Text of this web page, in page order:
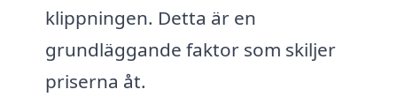
klippningen. Detta är en
grundläggande faktor som skiljer
priserna åt.